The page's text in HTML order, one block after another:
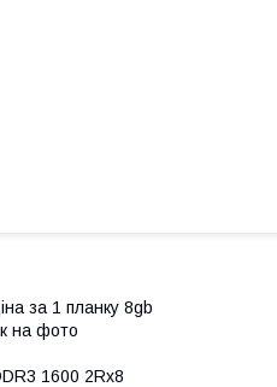
за 1 планку 8gb
на фото
1600 2Rx8